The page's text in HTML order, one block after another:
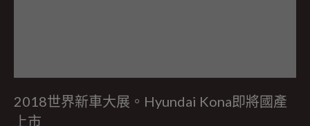
2018世界新車大展。Hyundai Kona即將國產
上市